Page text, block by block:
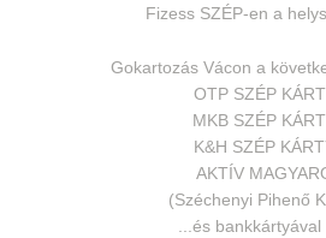
Fizess SZÉP-en a
Gokartozás Vácon a
OTP SZÉP
MKB SZÉP
K&H SZÉP
AKTÍV
(Széchenyi Pihenő
...és bankkártyával